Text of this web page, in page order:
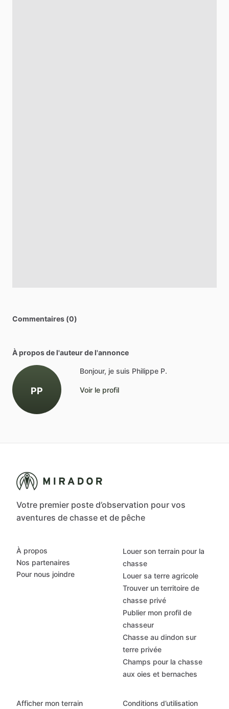
Commentaires (0)
À propos de l'auteur de l'annonce
PP
Bonjour, je suis Philippe P.
Voir le profil
Votre premier poste d’observation pour vos
aventures de chasse et de pêche
À propos
Nos partenaires
Pour nous joindre
Louer son terrain pour la
chasse
Louer sa terre agricole
Trouver un territoire de
chasse privé
Publier mon profil de
chasseur
Chasse au dindon sur
terre privée
Champs pour la chasse
aux oies et bernaches
Afficher mon terrain Conditions d’utilisation